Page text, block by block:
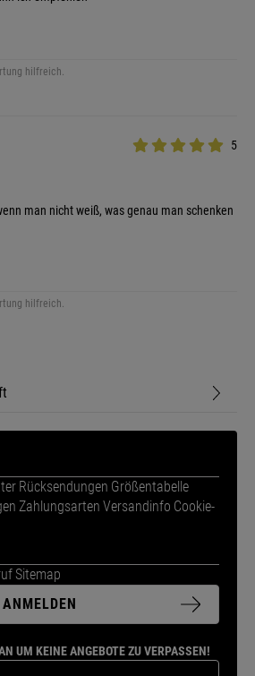
hilfreich.
5
man nicht weiß, was genau man schenken
hilfreich.
Rücksendungen Größentabelle
Zahlungsarten Versandinfo Cookie-
Sitemap
UM KEINE ANGEBOTE ZU VERPASSEN!